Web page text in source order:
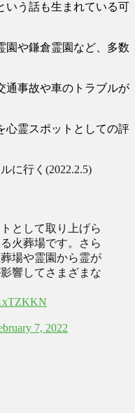
いう話も生まれている可
園や鎌倉霊園など、多数
通事故や車のトラブルが
心霊スポットとしての評
に行く(2022.2.5)
として取り上げら
火葬場です。さら
場や霊園から霊が
響してさまざまな
7, 2022